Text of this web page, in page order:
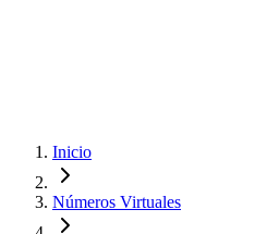
Inicio
Números Virtuales